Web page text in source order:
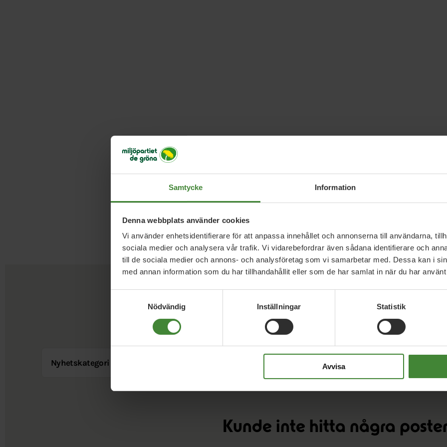
Samtycke Information
Denna webbplats använder cookies
Vi använder enhetsidentifierare för att anpassa innehållet och annonserna till användarna,
sociala medier och analysera vår trafik. Vi vidarebefordrar även sådana identifierare och
till de sociala medier och annons- och analysföretag som vi samarbetar med. Dessa kan i
med annan information som du har tillhandahållit eller som de har samlat in när du har
Nödvändig
Inställningar Statistik
Avvisa
Alla nyheter i Töreboda
Kunde inte hitta några